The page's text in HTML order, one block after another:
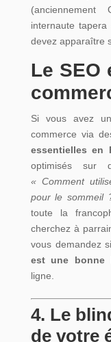
(anciennement
internaute tapera
devez apparaître
Le SEO
Si vous avez
commerce via
essentielles en
optimisés sur
« Comment
pour le sommeil
toute la
cherchez à
vous demandez
est une bonne
ligne.
4. Le
de votre